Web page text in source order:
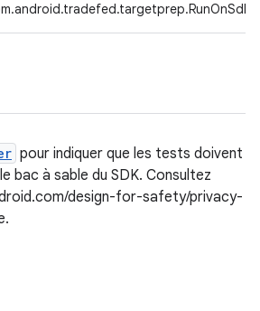
pour indiquer que les tests doivent
bac à sable du SDK. Consultez
design-for-safety/privacy-